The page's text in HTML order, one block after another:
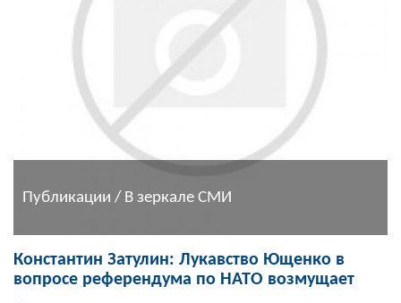
Публикации / В зеркале СМИ
Константин Затулин: Лукавство Ющенко в
вопросе референдума по НАТО возмущает